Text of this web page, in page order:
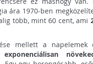
ára 1970-ben
több, mint 60 cent, ami
mellett a napelemek
exponenciálisan